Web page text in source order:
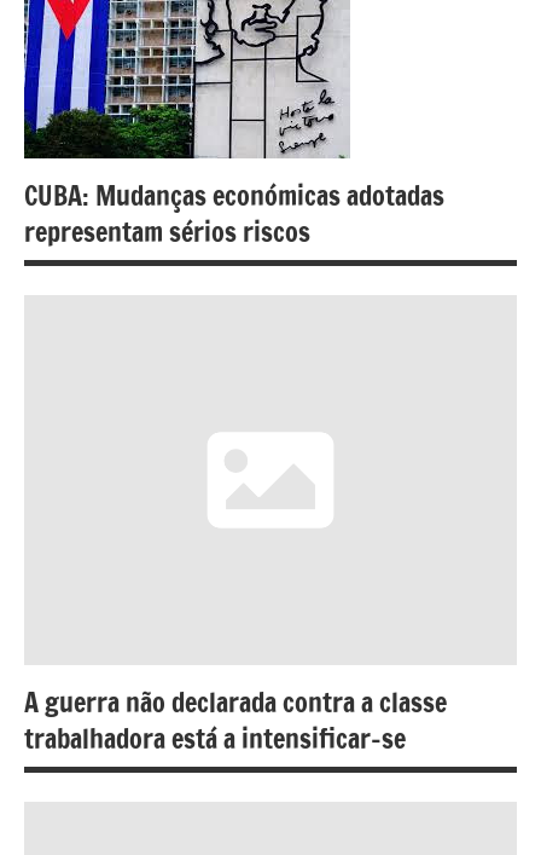
CUBA: Mudanças económicas adotadas
representam sérios riscos
A guerra não declarada contra a classe
trabalhadora está a intensificar-se